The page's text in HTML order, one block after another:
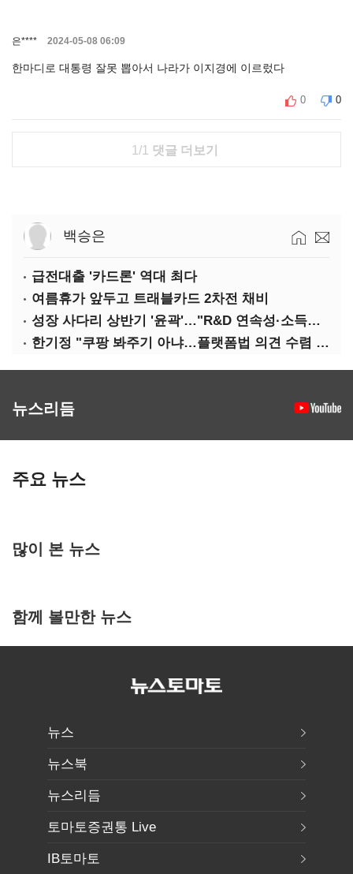
은**** 2024-05-08 06:09
한마디로 대통령 잘못 뽑아서 나라가 이지경에 이르렀다
0 0
1/1 댓글 더보기
백승은
급전대출 '카드론' 역대 최다
여름휴가 앞두고 트래블카드 2차전 채비
성장 사다리 상반기 '윤곽'…"R&D 연속성·소득세 감면 확장해야"
한기정 "쿠팡 봐주기 아냐…플랫폼법 의견 수렴 중"
뉴스리듬
주요 뉴스
많이 본 뉴스
함께 볼만한 뉴스
뉴스
뉴스북
뉴스리듬
토마토증권통 Live
IB토마토